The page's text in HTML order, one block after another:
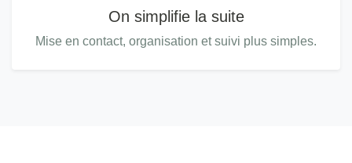
On simplifie la suite
Mise en contact, organisation et suivi plus simples.